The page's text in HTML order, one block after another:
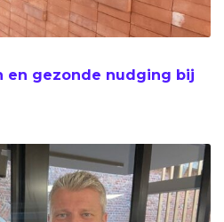
en gezonde nudging bij